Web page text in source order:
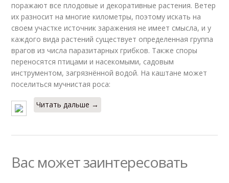
поражают все плодовые и декоративные растения. Ветер
их разносит на многие километры, поэтому искать на
своем участке источник заражения не имеет смысла, и у
каждого вида растений существует определенная группа
врагов из числа паразитарных грибков. Также споры
переносятся птицами и насекомыми, садовым
инструментом, загрязнённой водой. На каштане может
поселиться мучнистая роса:
Читать дальше →
Вас может заинтересовать